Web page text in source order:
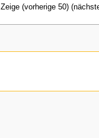
Zeige (vorherige 50)